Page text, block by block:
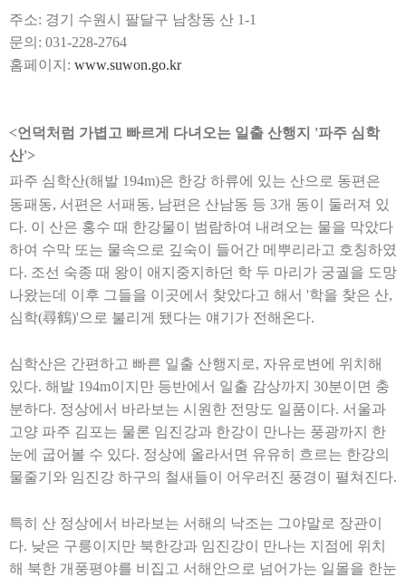
주소: 경기 수원시 팔달구 남창동 산 1-1
문의 : 031-228-2764
홈페이지 : www.suwon.go.kr
<언덕처럼 가볍고 빠르게 다녀오는 일출 산행지 '파주 심학
산'>
파주 심학산(해발 194m)은 한강 하류에 있는 산으로 동편은
동패동, 서편은 서패동, 남편은 산남동 등 3개 동이 둘러져 있
다. 이 산은 홍수 때 한강물이 범람하여 내려오는 물을 막았다
하여 수막 또는 물속으로 깊숙이 들어간 메뿌리라고 호칭하였
다. 조선 숙종 때 왕이 애지중지하던 학 두 마리가 궁궐을 도망
나왔는데 이후 그들을 이곳에서 찾았다고 해서 '학을 찾은 산,
심학(尋鶴)'으로 불리게 됐다는 얘기가 전해온다.
심학산은 간편하고 빠른 일출 산행지로, 자유로변에 위치해
있다. 해발 194m이지만 등반에서 일출 감상까지 30분이면 충
분하다. 정상에서 바라보는 시원한 전망도 일품이다. 서울과
고양 파주 김포는 물론 임진강과 한강이 만나는 풍광까지 한
눈에 굽어볼 수 있다. 정상에 올라서면 유유히 흐르는 한강의
물줄기와 임진강 하구의 철새들이 어우러진 풍경이 펼쳐진다.
특히 산 정상에서 바라보는 서해의 낙조는 그야말로 장관이
다. 낮은 구릉이지만 북한강과 임진강이 만나는 지점에 위치
해 북한 개풍평야를 비집고 서해안으로 넘어가는 일몰을 한눈